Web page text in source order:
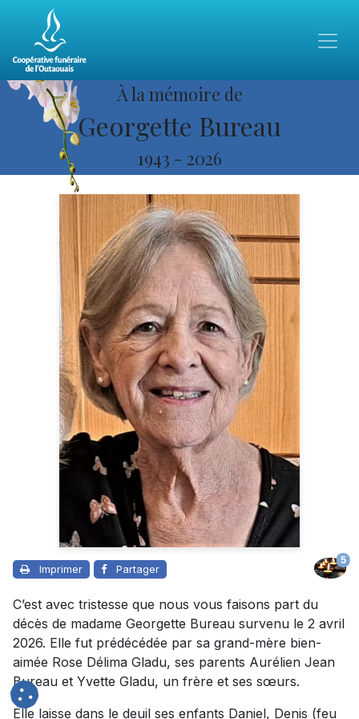
À la mémoire de
Georgette Bureau
1943 - 2026
Imprimer Partager
5
C’est avec tristesse que nous vous faisons part du
décès de madame Georgette Bureau survenu le 2 avril
2026. Elle fut prédécédée par sa grand-mère bien-
aimée Rose Délima Gladu, ses parents Aurélien Jean
Bureau et Yvette Gladu, un frère et ses sœurs.
Elle laisse dans le deuil ses enfants Daniel, Denis (feu